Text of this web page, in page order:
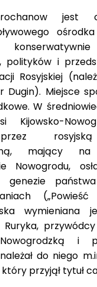
jest
polityków i
Rosyjskiej
Dugin). Miejsce
W
Kijowsko-
rosyjską
mający
Nowogrodu,
genezie
wymieniana
i
do niego
przyjął tytuł